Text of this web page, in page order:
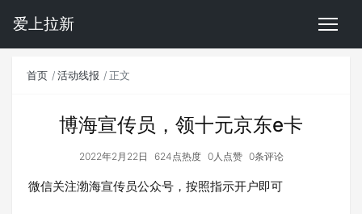
爱上拉新
首页 活动线报 正文
博海宣传员，领十元京东e卡
2022年2月22日 624点热度 0人点赞 0条评论
微信关注渤海宣传员公众号，按照指示开户即可